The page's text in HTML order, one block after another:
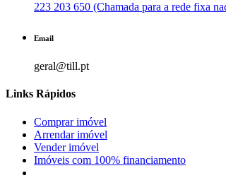
223 203 650 (Chamada para a rede fixa
Email
geral@till.pt
Links Rápidos
Comprar imóvel
Arrendar imóvel
Vender imóvel
Imóveis com 100% financiamento